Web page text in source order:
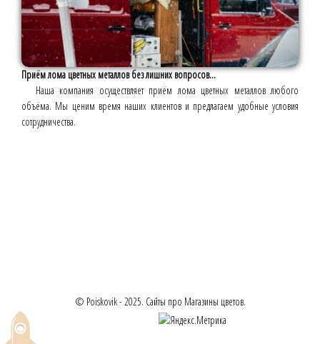
Приём лома цветных металлов без лишних вопросов...
Наша компания осуществляет приём лома цветных металлов любого
объёма. Мы ценим время наших клиентов и предлагаем удобные условия
сотрудничества.
© Poiskovik - 2025. Сайты про Магазины цветов.